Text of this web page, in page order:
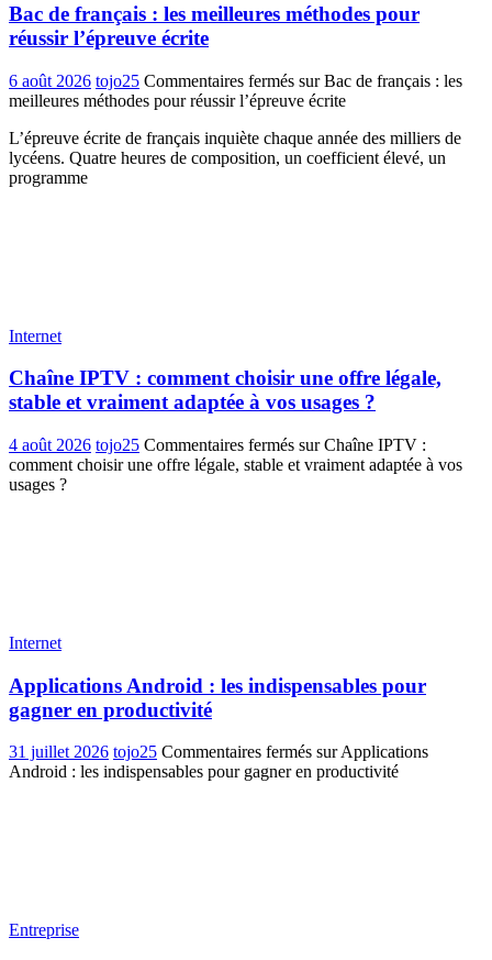
Bac de français : les meilleures méthodes pour
réussir l’épreuve écrite
6 août 2026 tojo25 Commentaires fermés sur Bac de français : les
meilleures méthodes pour réussir l’épreuve écrite
L’épreuve écrite de français inquiète chaque année des milliers de
lycéens. Quatre heures de composition, un coefficient élevé, un
programme
Internet
Chaîne IPTV : comment choisir une offre légale,
stable et vraiment adaptée à vos usages ?
4 août 2026 tojo25 Commentaires fermés sur Chaîne IPTV :
comment choisir une offre légale, stable et vraiment adaptée à vos
usages ?
Internet
Applications Android : les indispensables pour
gagner en productivité
31 juillet 2026 tojo25 Commentaires fermés sur Applications
Android : les indispensables pour gagner en productivité
Entreprise